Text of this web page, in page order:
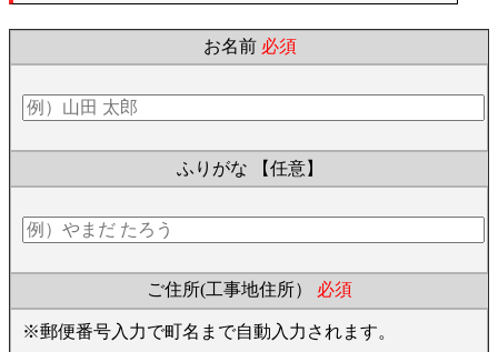
お名前 必須
ふりがな 【任意】
ご住所(工事地住所） 必須
※郵便番号入力で町名まで自動入力されます。